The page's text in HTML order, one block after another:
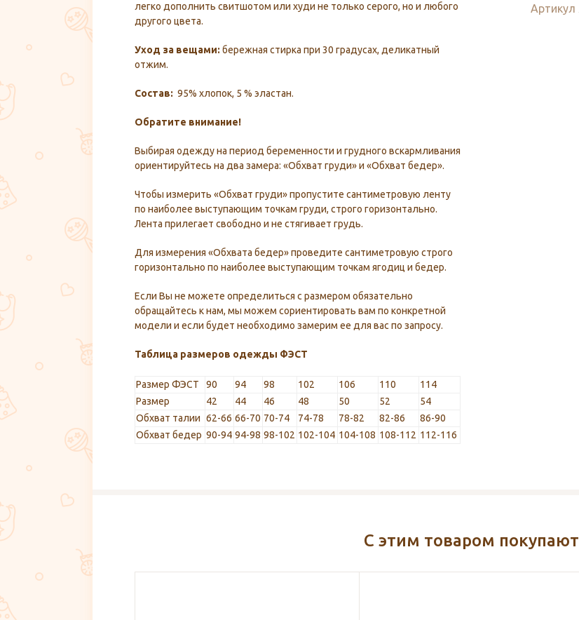
легко дополнить свитшотом или худи не только серого, но и любого
другого цвета.
Уход за вещами: бережная стирка при 30 градусах, деликатный
отжим.
Состав: 95% хлопок, 5 % эластан.
Обратите внимание!
Выбирая одежду на период беременности и грудного вскармливания
ориентируйтесь на два замера: «Обхват груди» и «Обхват бедер».
Чтобы измерить «Обхват груди» пропустите сантиметровую ленту
по наиболее выступающим точкам груди, строго горизонтально.
Лента прилегает свободно и не стягивает грудь.
Для измерения «Обхвата бедер» проведите сантиметровую строго
горизонтально по наиболее выступающим точкам ягодиц и бедер.
Если Вы не можете определиться с размером обязательно
обращайтесь к нам, мы можем сориентировать вам по конкретной
модели и если будет необходимо замерим ее для вас по запросу.
Таблица размеров одежды ФЭСТ
Размер ФЭСТ 90 94 98 102 106 110
114
Размер
42 44 46 48 50 52
54
Обхват талии 62-66 66-70 70-74 74-78 78-82 82-86
86-90
Обхват бедер 90-94 94-98 98-102 102-104 104-108 108-112 112-116
Артикул
С этим товаром покупают